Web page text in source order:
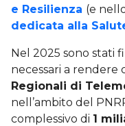
e Resilienza (e
dedicata alla
Nel 2025 sono stati
necessari a rendere
Regionali di
nell’ambito del
complessivo di 1